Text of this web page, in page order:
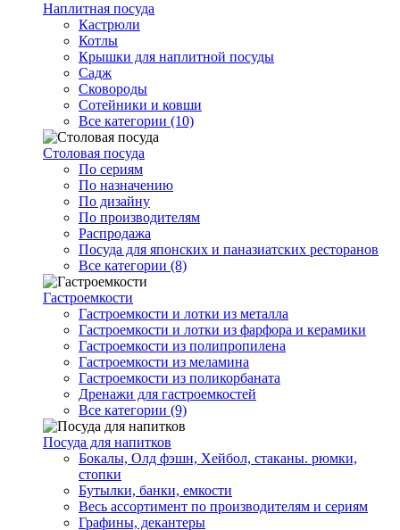
Наплитная посуда
Кастрюли
Котлы
Крышки для наплитной посуды
Садж
Сковороды
Сотейники и ковши
Все категории (10)
Столовая посуда
По сериям
По назначению
По дизайну
По производителям
Распродажа
Посуда для японских и паназиатских ресторанов
Все категории (8)
Гастроемкости
Гастроемкости и лотки из металла
Гастроемкости и лотки из фарфора и керамики
Гастроемкости из полипропилена
Гастроемкости из меламина
Гастроемкости из поликорбаната
Дренажи для гастроемкостей
Все категории (9)
Посуда для напитков
Бокалы, Олд фэшн, Хейбол, стаканы. рюмки,
стопки
Бутылки, банки, емкости
Весь ассортимент по производителям и сериям
Графины, декантеры